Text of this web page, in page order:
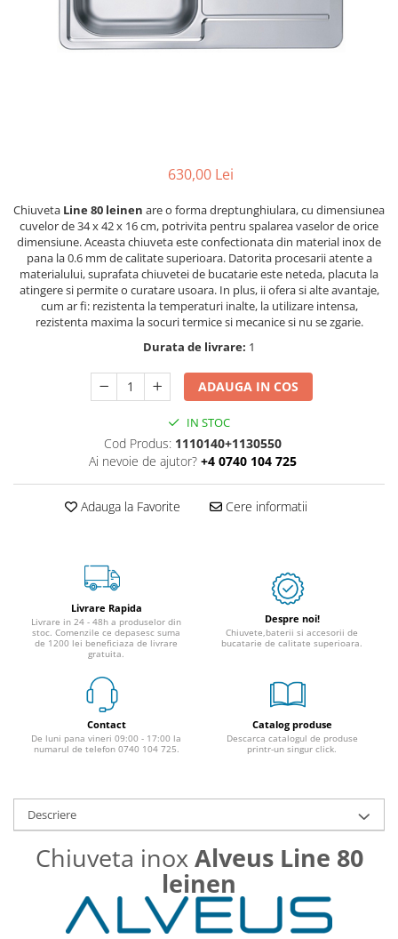
630,00 Lei
Chiuveta Line 80 leinen are o forma dreptunghiulara, cu dimensiunea
cuvelor de 34 x 42 x 16 cm, potrivita pentru spalarea vaselor de orice
dimensiune. Aceasta chiuveta este confectionata din material inox de
pana la 0.6 mm de calitate superioara. Datorita procesarii atente a
materialului, suprafata chiuvetei de bucatarie este neteda, placuta la
atingere si permite o curatare usoara. In plus, ii ofera si alte avantaje,
cum ar fi: rezistenta la temperaturi inalte, la utilizare intensa,
rezistenta maxima la socuri termice si mecanice si nu se zgarie.
Durata de livrare: 1
ADAUGA IN COS
IN STOC
Cod Produs: 1110140+1130550
Ai nevoie de ajutor? +4 0740 104 725
Adauga la Favorite Cere informatii
Livrare Rapida
Livrare in 24 - 48h a produselor din
stoc. Comenzile ce depasesc suma
de 1200 lei beneficiaza de livrare
gratuita.
Despre noi!
Chiuvete,baterii si accesorii de
bucatarie de calitate superioara.
Contact
De luni pana vineri 09:00 - 17:00 la
numarul de telefon 0740 104 725.
Catalog produse
Descarca catalogul de produse
printr-un singur click.
Descriere
Chiuveta inoxAlveus Line 80
leinen